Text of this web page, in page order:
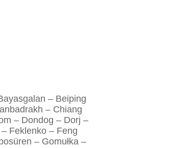
– Beiping
– Chiang
– Dondog – Dorj –
Feklenko – Feng
– Gomułka –